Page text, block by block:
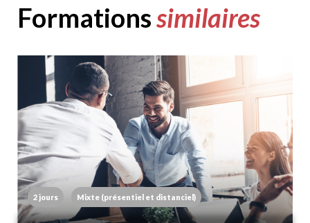
Formationssimilaires
2 jours Mixte (présentiel et distanciel)